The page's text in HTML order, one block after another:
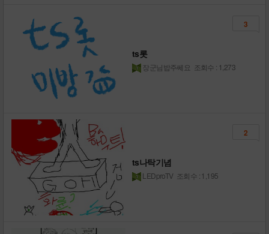
ts롯
장군님밥주쎄요 조회수 : 1,273
3
ts나탁기념
LEDproTV 조회수 : 1,195
2